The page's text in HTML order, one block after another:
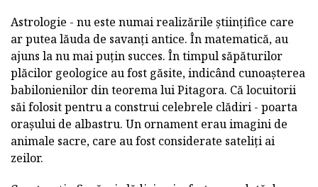
Astrologie - nu este numai realizările științifice care
ar putea lăuda de savanți antice. În matematică, au
ajuns la nu mai puțin succes. În timpul săpăturilor
plăcilor geologice au fost găsite, indicând cunoașterea
babilonienilor din teorema lui Pitagora. Că locuitorii
săi folosit pentru a construi celebrele clădiri - poarta
orașului de albastru. Un ornament erau imagini de
animale sacre, care au fost considerate sateliți ai
zeilor.